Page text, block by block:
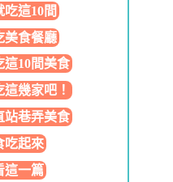
這10間
美食餐廳
這10間美食
幾家吧！
站巷弄美食
吃起來
這一篇